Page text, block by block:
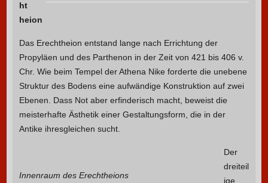
ht
heion
Das Erechtheion entstand lange nach Errichtung der
Propyläen und des Parthenon in der Zeit von 421 bis 406 v.
Chr. Wie beim Tempel der Athena Nike forderte die unebene
Struktur des Bodens eine aufwändige Konstruktion auf zwei
Ebenen. Dass Not aber erfinderisch macht, beweist die
meisterhafte Ästhetik einer Gestaltungsform, die in der
Antike ihresgleichen sucht.
Innenraum des Erechtheions
Der
dreiteil
ige